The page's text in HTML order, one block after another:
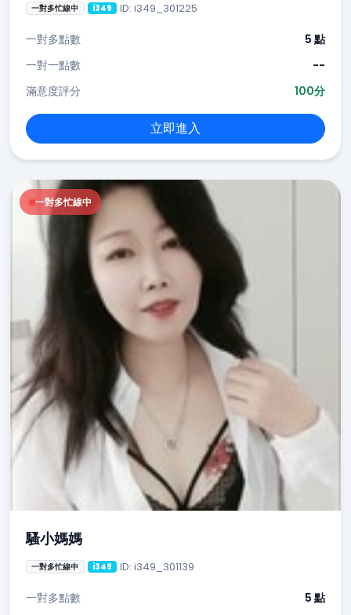
一對多忙線中 i349 ID: i349_301225
一對多點數
5 點
一對一點數
--
滿意度評分
100分
立即進入
一對多忙線中
騷小媽媽
一對多忙線中 i349 ID: i349_301139
一對多點數 5 點